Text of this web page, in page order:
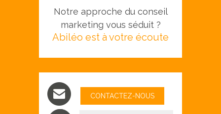
Notre approche du conseil
marketing vous séduit ?
Abiléo est à votre écoute
CONTACTEZ-NOUS